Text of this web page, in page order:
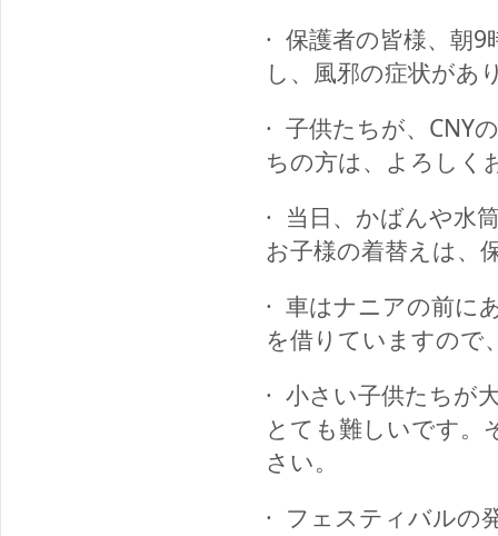
· 保護者の皆様、朝
し、風邪の症状があ
· 子供たちが、CNY
ちの方は、よろしく
· 当日、かばんや水
お子様の着替えは、
· 車はナニアの前に
を借りていますので
· 小さい子供たちが
とても難しいです。
さい。
· フェスティバルの